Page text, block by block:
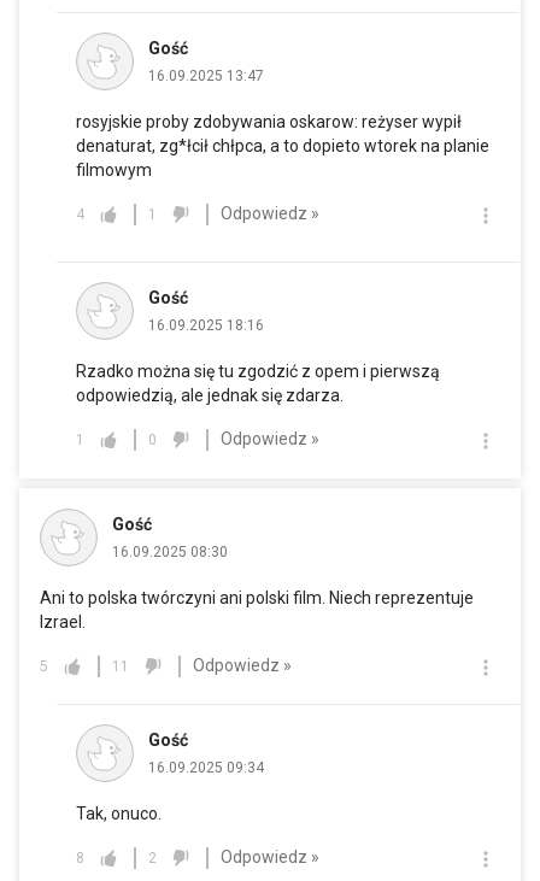
Gość
16.09.2025 13:47
rosyjskie proby zdobywania oskarow: reżyser wypił
denaturat, zg*łcił chłpca, a to dopieto wtorek na planie
filmowym
4 1 Odpowiedz »
Gość
16.09.2025 18:16
Rzadko można się tu zgodzić z opem i pierwszą
odpowiedzią, ale jednak się zdarza.
1 0 Odpowiedz »
Gość
16.09.2025 08:30
Ani to polska twórczyni ani polski film. Niech reprezentuje
Izrael.
5 11 Odpowiedz »
Gość
16.09.2025 09:34
Tak, onuco.
8 2 Odpowiedz »